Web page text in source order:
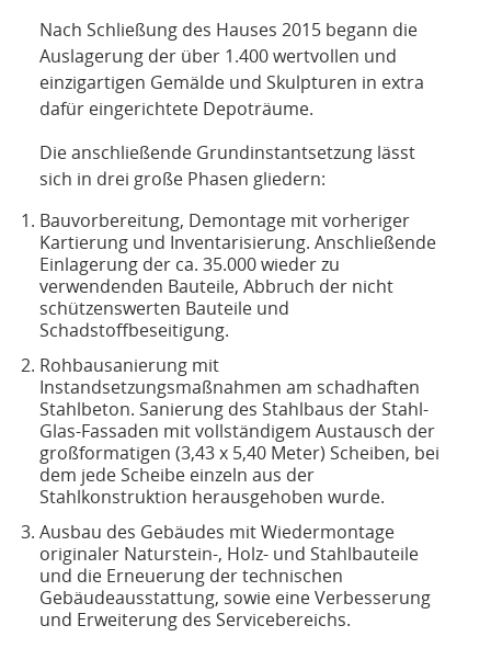
Nach Schließung des Hauses 2015 begann die
Auslagerung der über 1.400 wertvollen und
einzigartigen Gemälde und Skulpturen in extra
dafür eingerichtete Depoträume.
Die anschließende Grundinstantsetzung lässt
sich in drei große Phasen gliedern:
Bauvorbereitung, Demontage mit vorheriger
Kartierung und Inventarisierung. Anschließende
Einlagerung der ca. 35.000 wieder zu
verwendenden Bauteile, Abbruch der nicht
schützenswerten Bauteile und
Schadstoffbeseitigung.
Rohbausanierung mit
Instandsetzungsmaßnahmen am schadhaften
Stahlbeton. Sanierung des Stahlbaus der Stahl-
Glas-Fassaden mit vollständigem Austausch der
großformatigen (3,43 x 5,40 Meter) Scheiben, bei
dem jede Scheibe einzeln aus der
Stahlkonstruktion herausgehoben wurde.
Ausbau des Gebäudes mit Wiedermontage
originaler Naturstein-, Holz- und Stahlbauteile
und die Erneuerung der technischen
Gebäudeausstattung, sowie eine Verbesserung
und Erweiterung des Servicebereichs.